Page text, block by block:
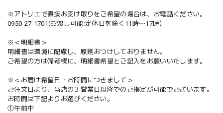
※アトリエで直接お受け取りをご希望の場合は、お電話ください。
0950-27-1701(お渡し可能:定休日を除く11時〜17時）
※＜明細書＞
明細書は環境に配慮し、原則おつけしておりません。
ご希望の方は備考欄に、明細書希望とご記入をお願いいたします。
※＜お届け希望日・お時間につきまして＞
ご注文日より、当店の３営業日以降でのご指定が可能でございます。
お時間は下記よりお選びください。
①午前中